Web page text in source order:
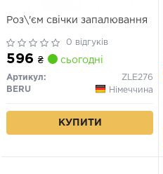
Роз\'єм свічки запалювання
0 відгуків
596 ₴ сьогодні
Артикул:
ZLE276
BERU
Німеччина
КУПИТИ